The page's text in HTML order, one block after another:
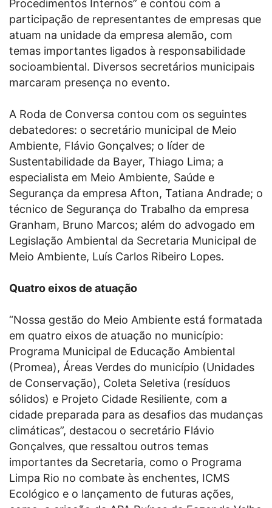
Procedimentos Internos” e contou com a
participação de representantes de empresas que
atuam na unidade da empresa alemão, com
temas importantes ligados à responsabilidade
socioambiental. Diversos secretários municipais
marcaram presença no evento.
A Roda de Conversa contou com os seguintes
debatedores: o secretário municipal de Meio
Ambiente, Flávio Gonçalves; o líder de
Sustentabilidade da Bayer, Thiago Lima; a
especialista em Meio Ambiente, Saúde e
Segurança da empresa Afton, Tatiana Andrade; o
técnico de Segurança do Trabalho da empresa
Granham, Bruno Marcos; além do advogado em
Legislação Ambiental da Secretaria Municipal de
Meio Ambiente, Luís Carlos Ribeiro Lopes.
Quatro eixos de atuação
“Nossa gestão do Meio Ambiente está formatada
em quatro eixos de atuação no município:
Programa Municipal de Educação Ambiental
(Promea), Áreas Verdes do município (Unidades
de Conservação), Coleta Seletiva (resíduos
sólidos) e Projeto Cidade Resiliente, com a
cidade preparada para as desafios das mudanças
climáticas”, destacou o secretário Flávio
Gonçalves, que ressaltou outros temas
importantes da Secretaria, como o Programa
Limpa Rio no combate às enchentes, ICMS
Ecológico e o lançamento de futuras ações,